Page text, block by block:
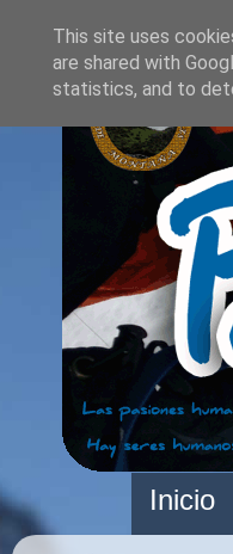
Inicio
This site uses
are shared with
statistics, and to